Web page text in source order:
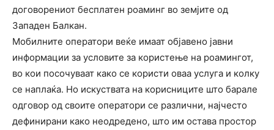
договорениот бесплатен роаминг во земјите од
Западен Балкан.
Мобилните оператори веќе имаат објавено јавни
информации за условите за користење на роамингот,
во кои посочуваат како се користи оваа услуга и колку
се наплаќа. Но искуствата на корисниците што барале
одговор од своите оператори се различни, најчесто
дефинирани како неодредено, што им остава простор